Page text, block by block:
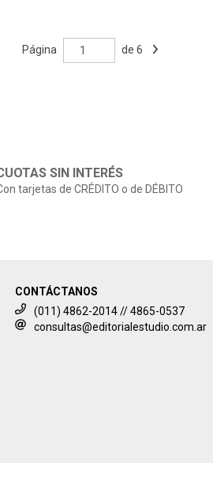
Página de 6
SIN INTERÉS
tarjetas de CRÉDITO o de DÉBITO
CONTÁCTANOS
(011) 4862-2014 // 4865-0537
consultas@editorialestudio.com.ar